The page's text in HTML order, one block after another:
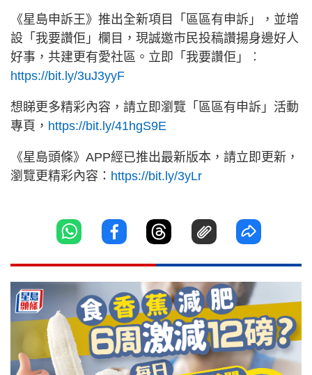
《星島申訴王》推出全新項目「區區有申訴」，並增
設「我要讚佢」欄目，現誠邀市民投稿讚揚身邊好人
好事，共建更有愛社區。立即「我要讚佢」︰
https://bit.ly/3uJ3yyF
想睇更多精彩內容，請立即瀏覽「區區有申訴」活動
專頁， https://bit.ly/41hgS9E
《星島頭條》APP經已推出最新版本，請立即更新，
瀏覽更精彩內容： https://bit.ly/3yLr